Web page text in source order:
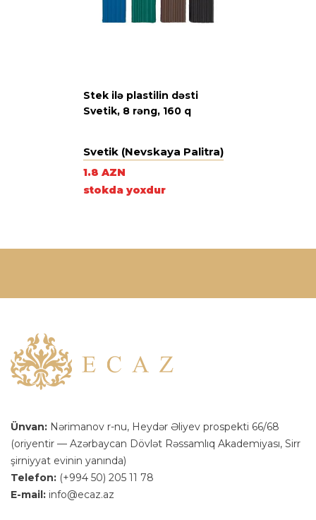
Stek ilə plastilin dəsti
Svetik, 8 rəng, 160 q
Svetik (Nevskaya Palitra)
1.8 AZN
stokda yoxdur
Ünvan: Nərimanov r-nu, Heydər Əliyev prospekti 66/68
(oriyentir — Azərbaycan Dövlət Rəssamlıq Akademiyası, Sirr
şirniyyat evinin yanında)
Telefon: (+994 50) 205 11 78
E-mail: info@ecaz.az